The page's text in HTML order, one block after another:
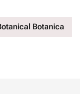
Botanica